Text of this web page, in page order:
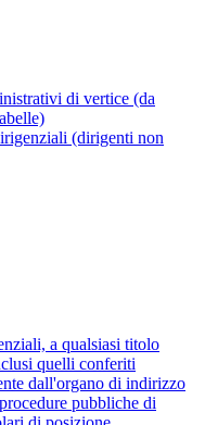
di vertice (da
(dirigenti non
a qualsiasi titolo
quelli conferiti
dall'organo di indirizzo
pubbliche di